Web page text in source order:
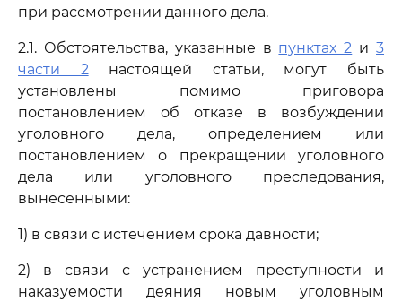
при рассмотрении данного дела.
2.1. Обстоятельства, указанные в пунктах 2 и3
части 2настоящей статьи, могут быть
установлены помимо приговора
постановлением об отказе в возбуждении
уголовного дела, определением или
постановлением о прекращении уголовного
дела или уголовного преследования,
вынесенными:
1) в связи с истечением срока давности;
2) в связи с устранением преступности и
наказуемости деяния новым уголовным